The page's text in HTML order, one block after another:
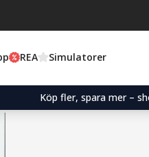
REA Simulatorer
Köp fler, spara mer –